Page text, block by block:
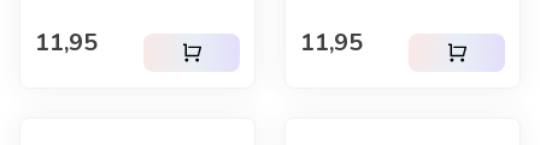
Regulärer Preis
11,95 shopping_cart Regulärer Preis
11,95 shopping_cart